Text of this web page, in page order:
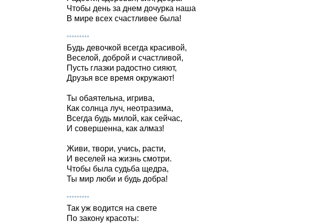
Чтобы день за днем дочурка наша
В мире всех счастливее была!
*********
Будь девочкой всегда красивой,
Веселой, доброй и счастливой,
Пусть глазки радостно сияют,
Друзья все время окружают!
Ты обаятельна, игрива,
Как солнца луч, неотразима,
Всегда будь милой, как сейчас,
И совершенна, как алмаз!
Живи, твори, учись, расти,
И веселей на жизнь смотри.
Чтобы была судьба щедра,
Ты мир люби и будь добра!
*********
Так уж водится на свете
По закону красоты: